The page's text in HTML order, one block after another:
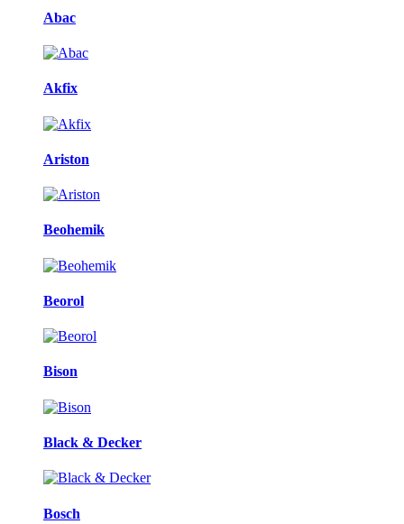
Brands Carousel
Abac
Akfix
Ariston
Beohemik
Beorol
Bison
Black & Decker
Bosch